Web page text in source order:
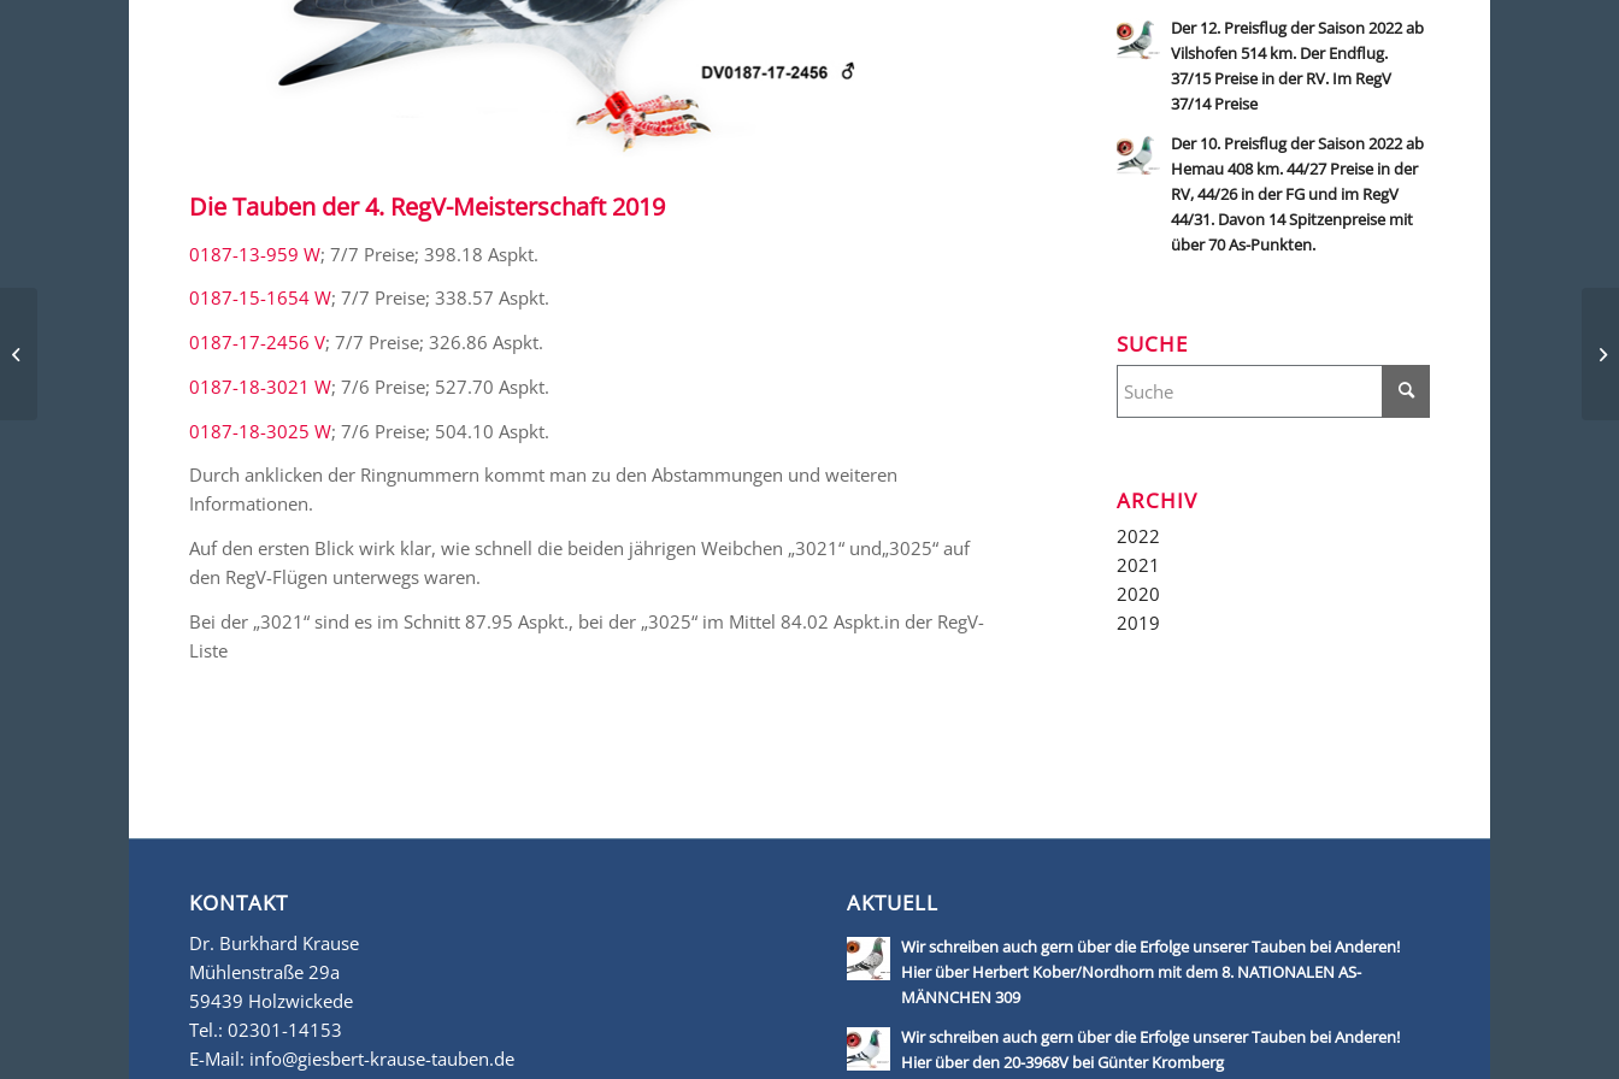
Die Tauben der 4. RegV-Meisterschaft 2019
0187-13-959 W; 7/7 Preise; 398.18 Aspkt.
0187-15-1654 W; 7/7 Preise; 338.57 Aspkt.
0187-17-2456 V; 7/7 Preise; 326.86 Aspkt.
0187-18-3021 W; 7/6 Preise; 527.70 Aspkt.
0187-18-3025 W; 7/6 Preise; 504.10 Aspkt.
Durch anklicken der Ringnummern kommt man zu den Abstammungen und weiteren
Informationen.
Auf den ersten Blick wirk klar, wie schnell die beiden jährigen Weibchen „3021“ und„3025“ auf
den RegV-Flügen unterwegs waren.
Bei der „3021“ sind es im Schnitt 87.95 Aspkt., bei der „3025“ im Mittel 84.02 Aspkt.in der RegV-
Liste
Der 12. Preisflug der Saison 2022 ab
Vilshofen 514 km. Der Endflug.
37/15 Preise in der RV. Im RegV
37/14 Preise
Der 10. Preisflug der Saison 2022 ab
Hemau 408 km. 44/27 Preise in der
RV, 44/26 in der FG und im RegV
44/31. Davon 14 Spitzenpreise mit
über 70 As-Punkten.
SUCHE
ARCHIV
2022
2021
2020
2019
KONTAKT
Dr. Burkhard Krause
Mühlenstraße 29a
59439 Holzwickede
Tel.: 02301-14153
E-Mail: info@giesbert-krause-tauben.de
AKTUELL
Wir schreiben auch gern über die Erfolge unserer Tauben bei Anderen!
Hier über Herbert Kober/Nordhorn mit dem 8. NATIONALEN AS-
MÄNNCHEN 309
Wir schreiben auch gern über die Erfolge unserer Tauben bei Anderen!
Hier über den 20-3968V bei Günter Kromberg
Meisterschaften und